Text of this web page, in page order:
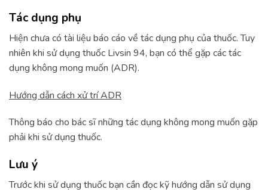
Tác dụng phụ
Hiện chưa có tài liệu báo cáo về tác dụng phụ của thuốc. Tuy
nhiên khi sử dụng thuốc Livsin 94, bạn có thể gặp các tác
dụng không mong muốn (ADR).
Hướng dẫn cách xử trí ADR
Thông báo cho bác sĩ những tác dụng không mong muốn gặp
phải khi sử dụng thuốc.
Lưu ý
Trước khi sử dụng thuốc bạn cần đọc kỹ hướng dẫn sử dụng